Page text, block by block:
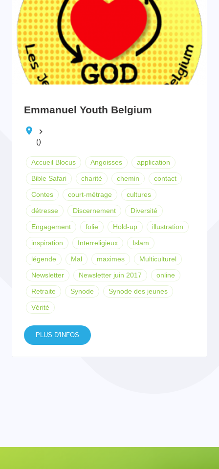
Emmanuel Youth Belgium
keyboard_arrow_right
()
Accueil Blocus Angoisses application
Bible Safari charité chemin contact
Contes court-métrage cultures
détresse Discernement Diversité
Engagement folie Hold-up illustration
inspiration Interreligieux Islam
légende Mal maximes Multiculturel
Newsletter Newsletter juin 2017 online
Retraite Synode Synode des jeunes
Vérité
PLUS D'INFOS